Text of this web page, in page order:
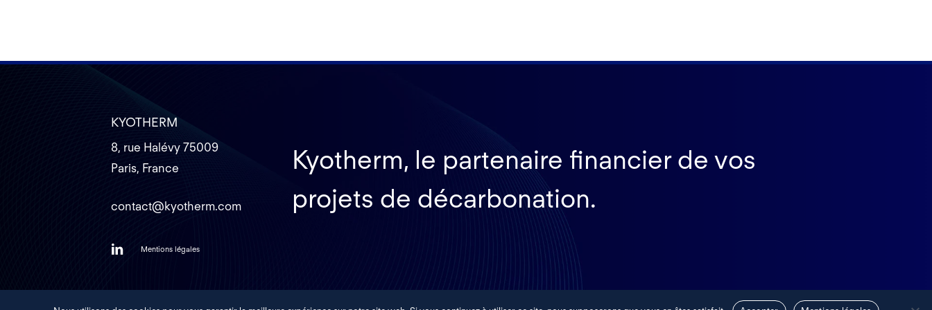
KYOTHERM
8, rue Halévy 75009
Paris, France
contact@kyotherm.com
Mentions légales
Kyotherm, le partenaire financier de vos
projets de décarbonation.
©2026KYOTHERM – INVESTING IN CLEAN ENERGY